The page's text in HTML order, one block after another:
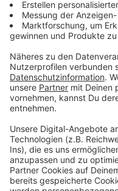
Weitere
Anzeige
Leverkusen: Demo für
Erdgasaustritt in
beschädigt
Leverkusen gegen den
geplant
Anzeige